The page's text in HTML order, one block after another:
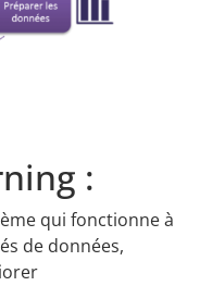
:
qui fonctionne à
de données,